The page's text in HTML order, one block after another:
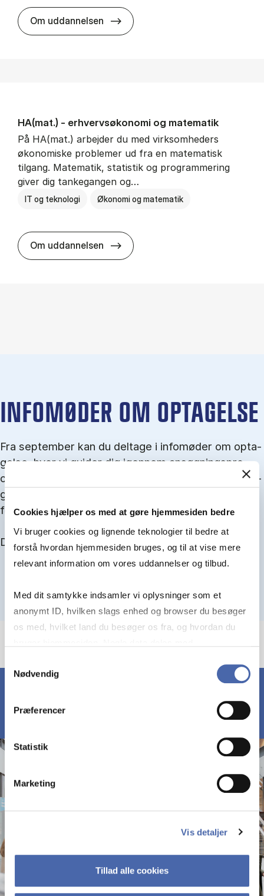
Cookies hjælper os med at gøre hjemmesiden bedre
Vi bruger cookies og lignende teknologier til bedre at
forstå hvordan hjemmesiden bruges, og til at vise mere
relevant information om vores uddannelser og tilbud.
Med dit samtykke indsamler vi oplysninger som et
anonymt ID, hvilken slags enhed og browser du besøger
os med, hvilket land du besøger os fra, og hvordan du
markedsføring. Du bestemmer selv - og kan altid trække
Nødvendig
Præferencer
Statistik
Marketing
Vis detaljer
Tillad alle cookies
Om uddannelsen HA(it.) - erhvervs­økonomi og
HA(mat.) - erhvervs­økonomi og ma­te­ma­tik
På HA(mat.) arbejder du med virksomheders
økonomiske problemer ud fra en matematisk
tilgang. Matematik, statistik og programmering
giver dig tankegangen og…
IT og teknologi Økonomi og matematik
Om uddannelsen HA(mat.) - erhvervs­økonomi og
IN­FO­MØ­DER OM OP­TA­GEL­SE
Fra september kan du del­tage i in­fo­mø­der om op­ta­
gel­se, hvor vi gu­i­der dig igen­nem an­søg­nings­pro­
ces­sen, og for­tæl­ler om kvo­te 1 og 2, sprog- og ad­
gangs­krav, og hvordan du forbedrer dine chancer
for at blive optaget.
Du kan finde alle events her i slutningen af august.